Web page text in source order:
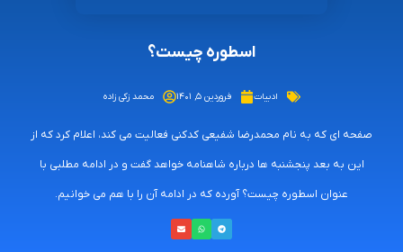
اسطوره چیست؟
ادبیات فروردین ۵, ۱۴۰۱ محمد زکی زاده
صفحه‌ ای که به نام محمدرضا شفیعی کدکنی فعالیت می‌ کند، اعلام کرد که از
این به بعد پنجشنبه ها درباره شاهنامه خواهد گفت و در ادامه مطلبی با
عنوان اسطوره چیست؟ آورده که در ادامه آن را با هم می خوانیم.